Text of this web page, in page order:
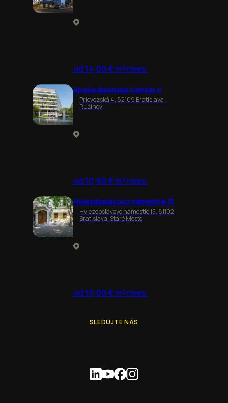
od 14,00 € m²/mes.
Apollo Business Center II
Prievozská 4, 82109 Bratislava-
Ružinov
od 10,90 € m²/mes.
Hviezdoslavovo námestie 15
Hviezdoslavovo námestie 15, 81102
Bratislava-Staré Mesto
od 10,00 € m²/mes.
SLEDUJTE NÁS